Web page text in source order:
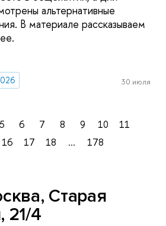
альтернативные
В материале рассказываем
30 июля
5 6 7 8 9 10
11
16 17 18 ... 178
Старая
21/4